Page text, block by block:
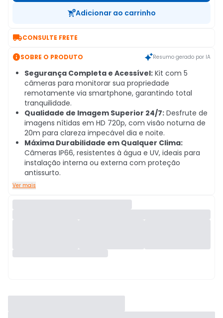
Adicionar ao carrinho
CONSULTE FRETE
SOBRE O PRODUTO Resumo gerado por IA
Segurança Completa e Acessível: Kit com 5
câmeras para monitorar sua propriedade
remotamente via smartphone, garantindo total
tranquilidade.
Qualidade de Imagem Superior 24/7: Desfrute de
imagens nítidas em HD 720p, com visão noturna de
20m para clareza impecável dia e noite.
Máxima Durabilidade em Qualquer Clima:
Câmeras IP66, resistentes à água e UV, ideais para
instalação interna ou externa com proteção
antissurto.
Ver mais